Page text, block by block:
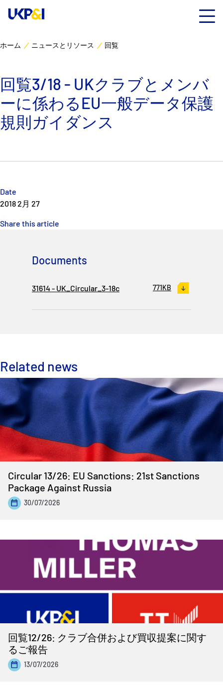
P&I Emergency Contacts
Fixed P&I Emergency Contacts
English 日本語
リスクマネジメント
Industry Expertise
コンタクト
ホーム ニュースとリソース 回覧
回覧3/18 - UKクラブとメンバ
ーに係わるEU一般データ保護
規則ガイダンス
Date
2018 2月 27
Share this article
Documents
31614 - UK_Circular_3-18c 771KB
Related news
Circular 13/26: EU Sanctions: 21st Sanctions
Package Against Russia
30/07/2026
回覧12/26: クラブ合併および買収提案に関す
るご報告
13/07/2026